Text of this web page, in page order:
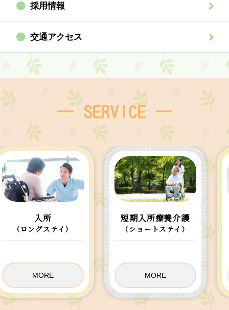
採用情報
交通アクセス
― SERVICE ―
入所
（ロングステイ）
MORE
短期入所療養介護
（ショートステイ）
MORE